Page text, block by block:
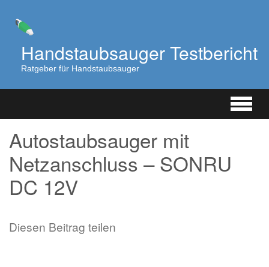
Hauptinhalt
springen
Handstaubsauger Testbericht
Ratgeber für Handstaubsauger
Autostaubsauger mit
Netzanschluss – SONRU
DC 12V
Diesen Beitrag teilen